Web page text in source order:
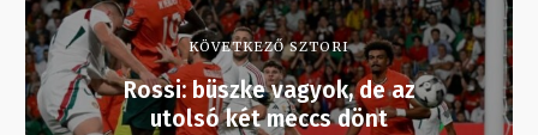
KÖVETKEZŐ SZTORI
Rossi: büszke vagyok, de az
utolsó két meccs dönt